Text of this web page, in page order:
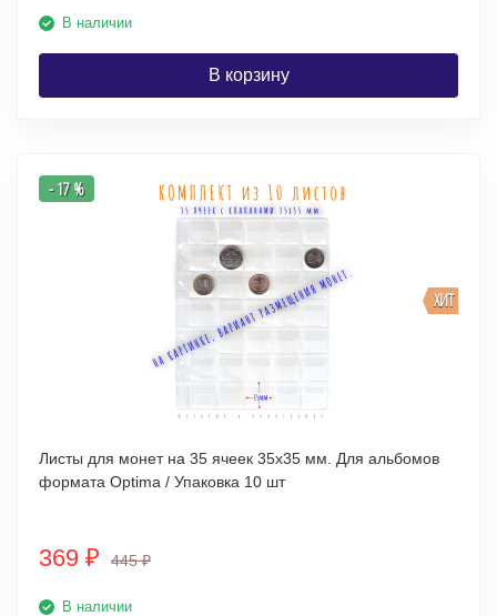
В наличии
В корзину
ХИТ
- 17 %
Листы для монет на 35 ячеек 35х35 мм. Для альбомов
формата Optima / Упаковка 10 шт
369 ₽ 445₽
В наличии